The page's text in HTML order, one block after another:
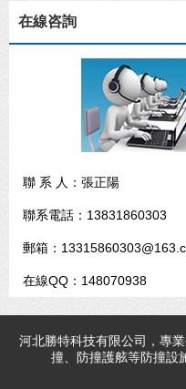
在線咨詢
聯 系 人：張正陽
聯系電話：13831860303
郵箱：
在線QQ：148070938
河北勝特科技有限公司，專
撞、防撞護舷等防撞設